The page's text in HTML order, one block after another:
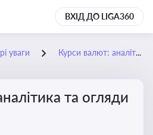
ВХІД ДО LIGA360
уваги Курси валют: аналітика та огляди трендів
та огляди